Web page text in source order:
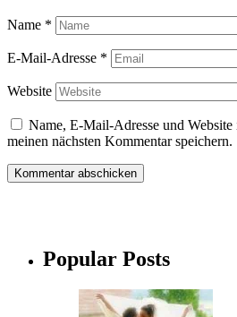
Name *
E-Mail-Adresse *
Website
Name, E-Mail-Adresse und
meinen nächsten Kommentar speichern.
Popular Posts